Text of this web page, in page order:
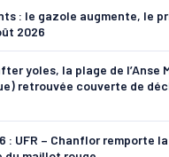
: le gazole augmente, le
2026
yoles, la plage de l’Anse
retrouvée couverte de
: UFR – Chanflor remporte